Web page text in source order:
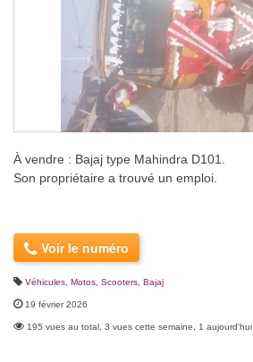
À vendre : Bajaj type Mahindra D101.
Son propriétaire a trouvé un emploi.
Voir le numéro
Véhicules Motos, Scooters Bajaj
19 février 2026
195 vues au total, 3 vues cette semaine, 1 aujourd'hui